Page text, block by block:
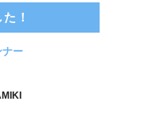
！
ナー